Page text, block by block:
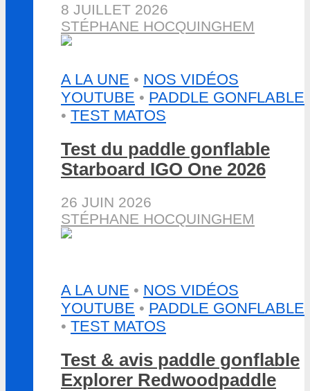
8 JUILLET 2026
STÉPHANE HOCQUINGHEM
A LA UNE • NOS VIDÉOS
YOUTUBE • PADDLE GONFLABLE
• TEST MATOS
Test du paddle gonflable
Starboard IGO One 2026
26 JUIN 2026
STÉPHANE HOCQUINGHEM
A LA UNE • NOS VIDÉOS
YOUTUBE • PADDLE GONFLABLE
• TEST MATOS
Test & avis paddle gonflable
Explorer Redwoodpaddle